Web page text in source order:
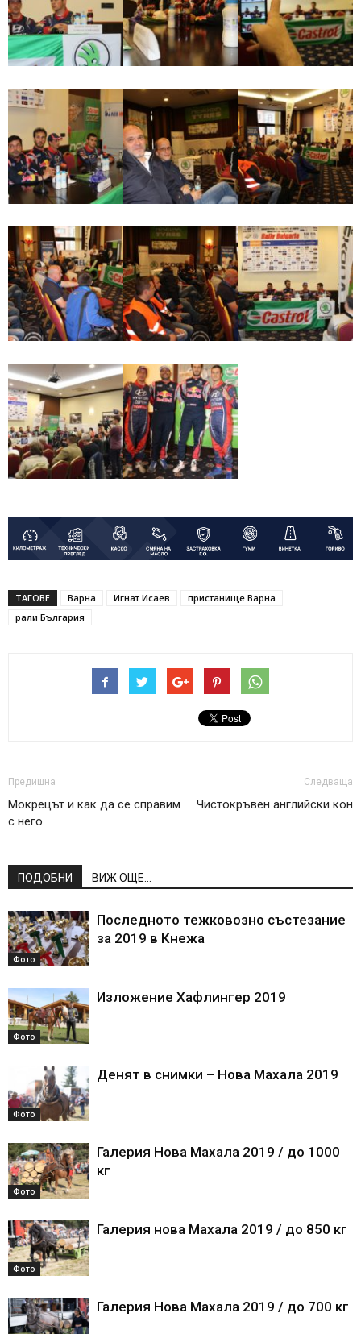
ТАГОВЕ Варна Игнат Исаев
пристанище Варна
рали България
Предишна
Мокрецът и как да се справим
с него
Следваща
Чистокръвен английски кон
ПОДОБНИ ВИЖ ОЩЕ...
Фото
Последното тежковозно състезание
за 2019 в Кнежа
Фото
Изложение Хафлингер 2019
Фото
Денят в снимки – Нова Махала 2019
Фото
Галерия Нова Махала 2019 / до 1000
кг
Фото
Галерия нова Махала 2019 / до 850 кг
Галерия Нова Махала 2019 / до 700 кг